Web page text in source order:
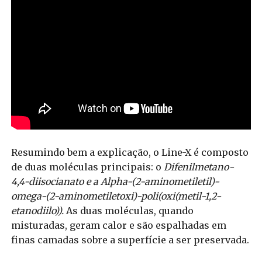
Resumindo bem a explicação, o Line-X é composto
de duas moléculas principais: o Difenilmetano-
4,4-diisocianato e a Alpha-(2-aminometiletil)-
omega-(2-aminometiletoxi)-poli(oxi(metil-1,2-
etanodiilo)).As duas moléculas, quando
misturadas, geram calor e são espalhadas em
finas camadas sobre a superfície a ser preservada.